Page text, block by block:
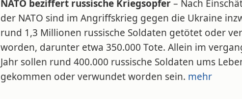
NATO beziffert russische Kriegsopfer– Nach
der NATO sind im Angriffskrieg gegen die Ukraine
rund 1,3 Millionen russische Soldaten getötet oder
worden, darunter etwa 350.000 Tote. Allein im
Jahr sollen rund 400.000 russische Soldaten ums
gekommen oder verwundet worden sein. mehr